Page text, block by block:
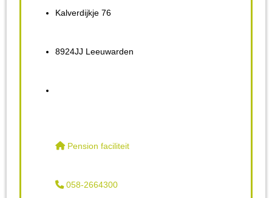
Kalverdijkje 76
8924JJ Leeuwarden
Pension faciliteit
058-2664300